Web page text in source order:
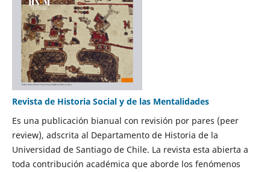
Revista de Historia Social y de las Mentalidades
Es una publicación bianual con revisión por pares (peer
review), adscrita al Departamento de Historia de la
Universidad de Santiago de Chile. La revista esta abierta a
toda contribución académica que aborde los fenómenos